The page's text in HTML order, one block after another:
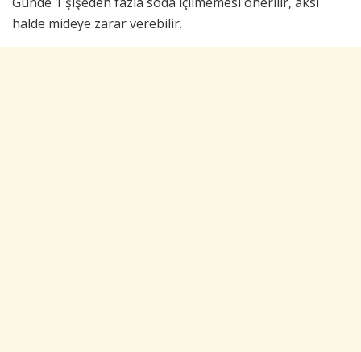
halde mideye zarar verebilir.